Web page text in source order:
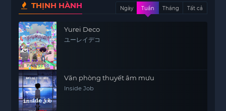
THỊNH HÀNH Ngày Tuần Tháng Tất cả
Yurei Deco
ユーレイデコ
Văn phòng thuyết âm mưu
Inside Job